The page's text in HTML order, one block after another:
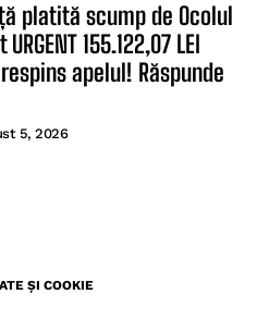
platită scump de Ocolul
155.122,07 LEI
apelul! Răspunde
5, 2026
ŞI COOKIE